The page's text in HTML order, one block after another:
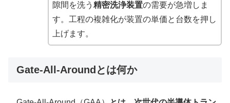
隙間を洗う 精密洗浄装置の需要が急増しま
す。工程の複雑化が装置の単価と台数を押し
上げます。
Gate-All-Aroundとは何か